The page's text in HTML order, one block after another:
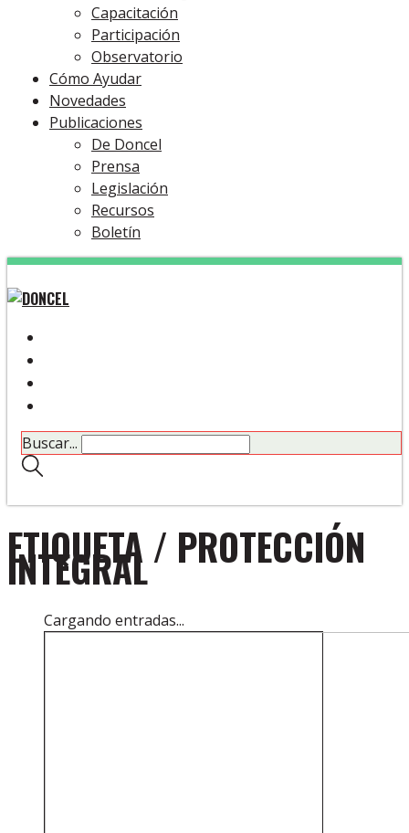
Capacitación
Participación
Observatorio
Cómo Ayudar
Novedades
Publicaciones
De Doncel
Prensa
Legislación
Recursos
Boletín
Buscar...
ETIQUETA / PROTECCIÓN
INTEGRAL
Cargando entradas...